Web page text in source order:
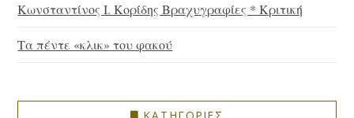
Κωνσταντίνος Ι. Κορίδης Βραχυγραφίες * Κριτική
Τα πέντε «κλικ» του φακού